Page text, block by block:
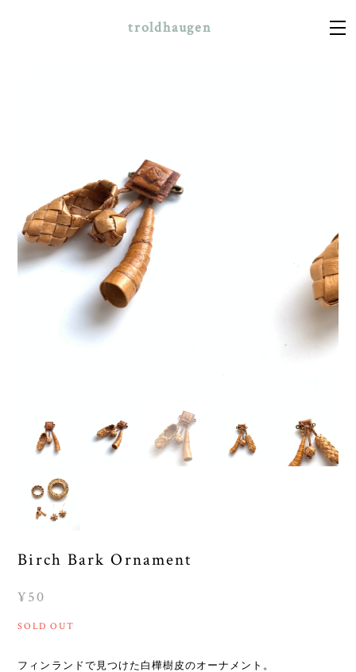
troldhaugen
Birch Bark Ornament
¥50
SOLD OUT
フィンランドで見つけた白樺樹皮のオーナメント。